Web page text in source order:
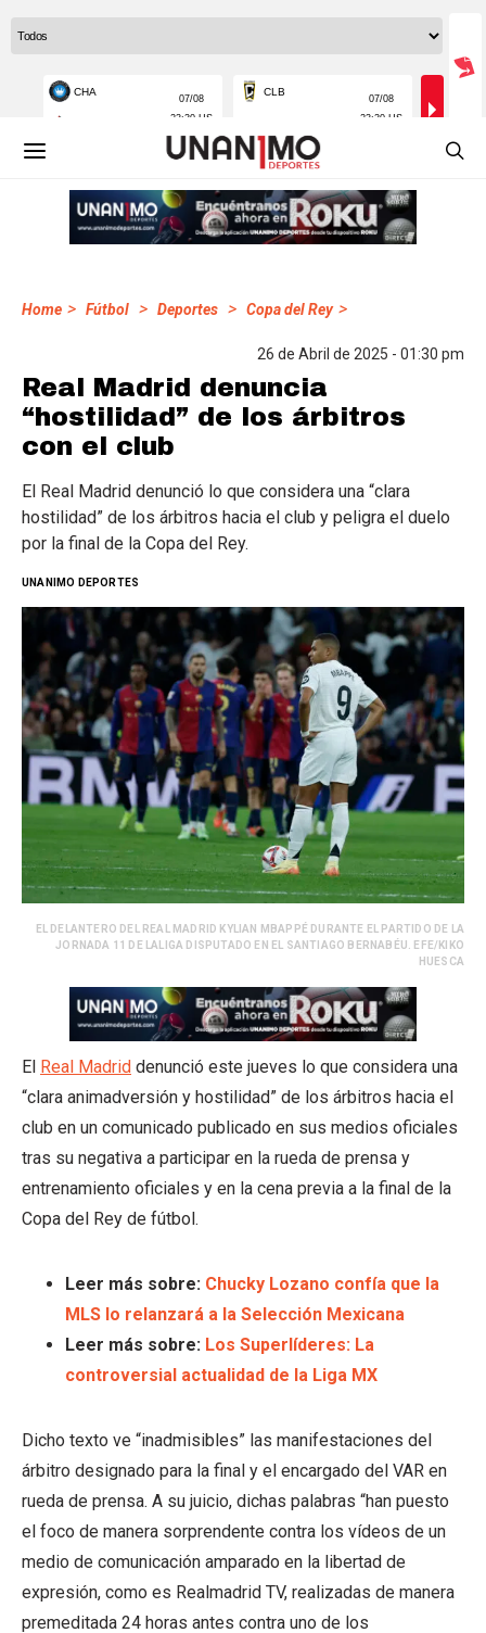
Home > Fútbol > Deportes > Copa del Rey >
26 de Abril de 2025 - 01:30 pm
Real Madrid denuncia
“hostilidad” de los árbitros
con el club
El Real Madrid denunció lo que considera una “clara
hostilidad” de los árbitros hacia el club y peligra el duelo
por la final de la Copa del Rey.
UNANIMO DEPORTES
EL DELANTERO DEL REAL MADRID KYLIAN MBAPPÉ DURANTE EL PARTIDO DE LA
JORNADA 11 DE LALIGA DISPUTADO EN EL SANTIAGO BERNABÉU. EFE/KIKO
HUESCA
El Real Madrid denunció este jueves lo que considera una
“clara animadversión y hostilidad” de los árbitros hacia el
club en un comunicado publicado en sus medios oficiales
tras su negativa a participar en la rueda de prensa y
entrenamiento oficiales y en la cena previa a la final de la
Copa del Rey de fútbol.
Leer más sobre: Chucky Lozano confía que la
MLS lo relanzará a la Selección Mexicana
Leer más sobre: Los Superlíderes: La
controversial actualidad de la Liga MX
Dicho texto ve “inadmisibles” las manifestaciones del
árbitro designado para la final y el encargado del VAR en
rueda de prensa. A su juicio, dichas palabras “han puesto
el foco de manera sorprendente contra los vídeos de un
medio de comunicación amparado en la libertad de
expresión, como es Realmadrid TV, realizadas de manera
premeditada 24 horas antes contra uno de los